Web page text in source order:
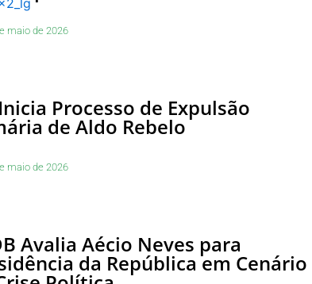
maio de 2026
Processo de Expulsão
de Aldo Rebelo
maio de 2026
Avalia Aécio Neves para
da República em Cenário